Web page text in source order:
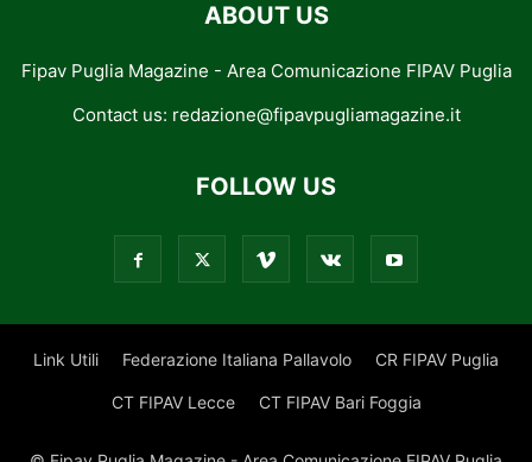
ABOUT US
Fipav Puglia Magazine - Area Comunicazione FIPAV Puglia
Contact us: redazione@fipavpugliamagazine.it
FOLLOW US
Link Utili Federazione Italiana Pallavolo CR FIPAV Puglia
CT FIPAV Lecce CT FIPAV Bari Foggia